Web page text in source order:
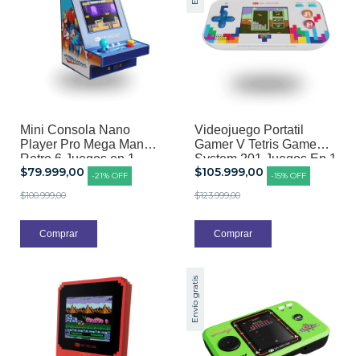
Mini Consola Nano
Player Pro Mega Man
Retro 6 Juegos en 1
$79.999,00 -21% OFF
$100.999,00
Videojuego Portatil
Gamer V Tetris Game
System 201 Juegos En 1
$105.999,00 -15% OFF
$123.999,00
Envío gratis